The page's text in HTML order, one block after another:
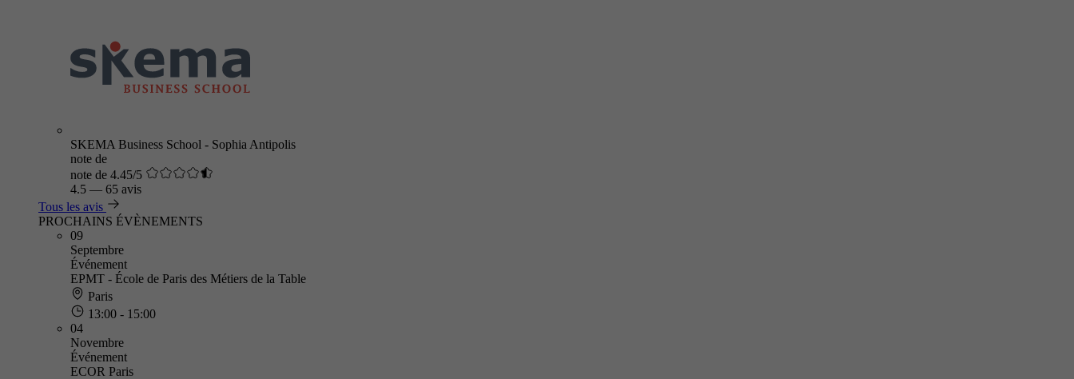
SKEMA Business School - Sophia Antipolis
note de
note de 4.45/5
4.5 — 65 avis
Tous les avis
PROCHAINS ÉVÈNEMENTS
09
Septembre
Événement
EPMT - École de Paris des Métiers de la Table
Paris
13:00 - 15:00
04
Novembre
Événement
ECOR Paris